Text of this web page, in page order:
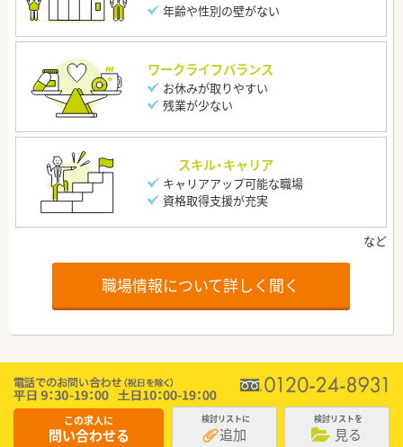
年齢や性別の壁がない
ワークライフバランス
お休みが取りやすい
残業が少ない
スキル・キャリア
キャリアアップ可能な職場
資格取得支援が充実
職場情報について詳しく聞く
この求人に
問い合わせる
検討リストに
追加
検討リストを
見る